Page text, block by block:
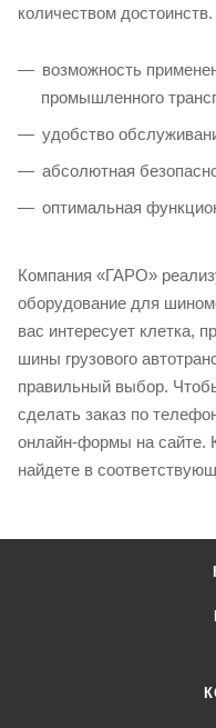
количеством
возможность
промышленного
удобство
абсолютная
оптимальная
Компания «ГАРО»
оборудование для
вас интересует клетка,
шины грузового
правильный выбор.
сделать заказ по
онлайн-формы на сайте.
найдете в